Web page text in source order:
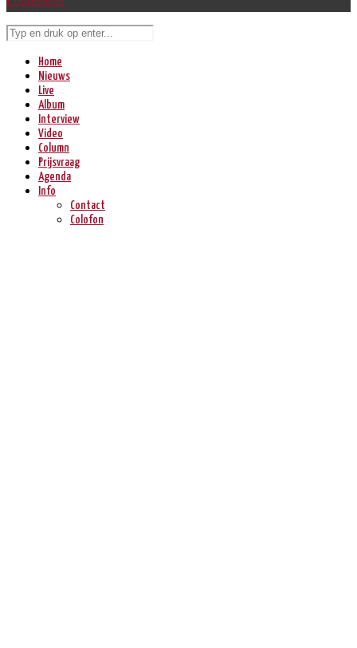
Home
Nieuws
Live
Album
Interview
Video
Column
Prijsvraag
Agenda
Info
Contact
Colofon